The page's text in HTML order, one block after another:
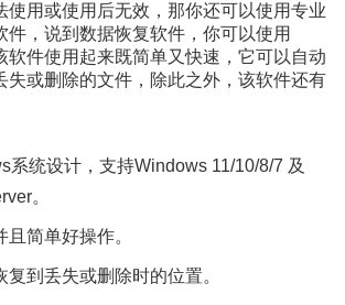
使用或使用后无效，那你还可以使用专业
件，说到数据恢复软件，你可以使用
软件使用起来既简单又快速，它可以自动
失或删除的文件，除此之外，该软件还有
系统设计，支持Windows 11/10/8/7 及
。
简单好操作。
复到丢失或删除时的位置。